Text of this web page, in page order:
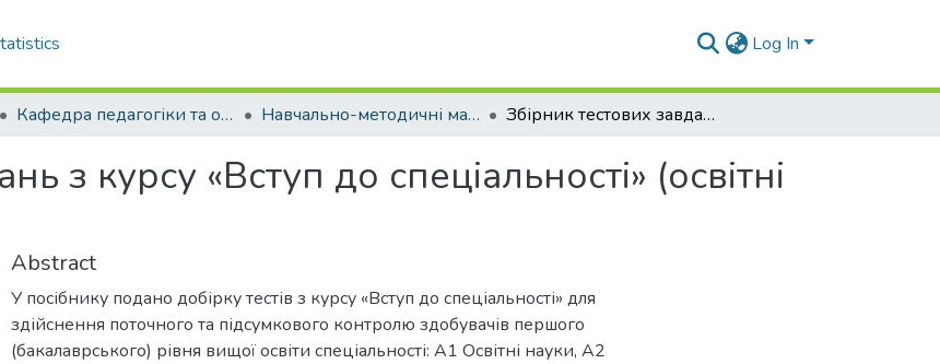
Log In
Кафедра педагогіки та освітнього менеджменту (ПтаОМ) Навчально-методичні матеріали (ПтаОМ) Збірник тестових завдань з курсу «Вступ до спеціальності» (освітні науки)
з курсу «Вступ до спеціальності» (освітні
Abstract
У посібнику подано добірку тестів з курсу «Вступ до спеціальності» для
здійснення поточного та підсумкового контролю здобувачів першого
(бакалаврського) рівня вищої освіти спеціальності: А1 Освітні науки, А2